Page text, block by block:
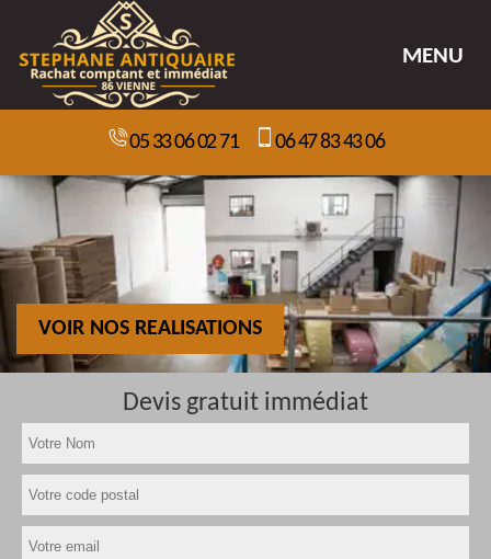
MENU
05 33 06 02 71 06 47 83 43 06
VOIR NOS REALISATIONS
Devis gratuit immédiat